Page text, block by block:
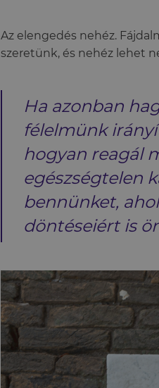
Az elengedés nehéz.
szeretünk, és nehéz lehet
Ha azonban
félelmünk
hogyan reagál
egészségtelen
bennünket,
döntéseiért is